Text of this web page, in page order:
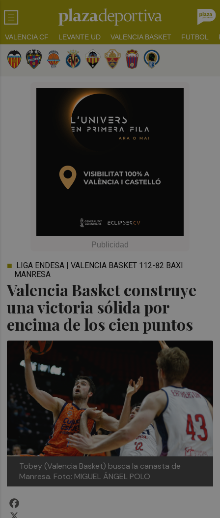
VALENCIA CF LEVANTE UD VALENCIA BASKET FUTBOL
Valencia Basket construye
una victoria sólida por
encima de los cien puntos
LIGA ENDESA | VALENCIA BASKET 112-82 BAXI
MANRESA
Tobey (Valencia Basket) busca la canasta de
Manresa. Foto: MIGUEL ÁNGEL POLO